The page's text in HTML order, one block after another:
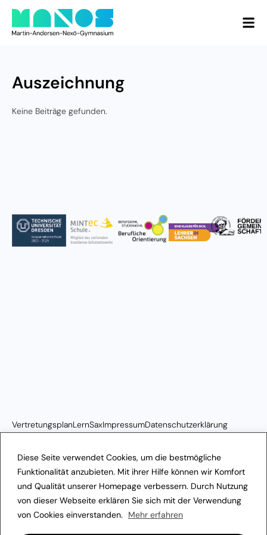
Diese Seite verwendet Cookies, um die bestmögliche
Funktionalität anzubieten. Mit ihrer Hilfe können wir Komfort
und Qualität unserer Homepage verbessern. Durch Nutzung
von dieser Webseite erklären Sie sich mit der Verwendung
von Cookies einverstanden.
Mehr erfahren
Auszeichnung
Keine Beiträge gefunden.
VertretungsplanLernSaxImpressumDatenschutzerklärung